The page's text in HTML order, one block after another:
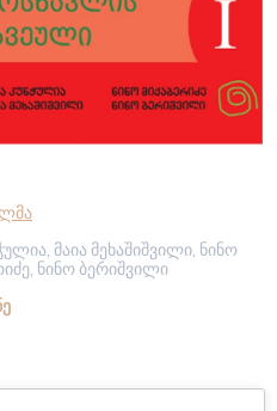
მაია მეხაშიშვილი, ნინო
ნინო ბერიშვილი